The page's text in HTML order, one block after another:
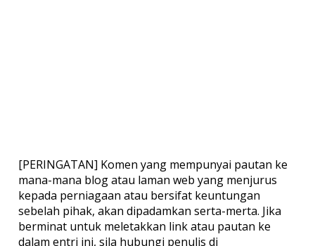
[PERINGATAN] Komen yang mempunyai pautan ke
mana-mana blog atau laman web yang menjurus
kepada perniagaan atau bersifat keuntungan
sebelah pihak, akan dipadamkan serta-merta. Jika
berminat untuk meletakkan link atau pautan ke
dalam entri ini, sila hubungi penulis di